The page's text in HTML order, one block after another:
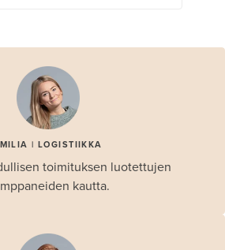
| LOGISTIIKKA
toimituksen luotettujen
kautta.